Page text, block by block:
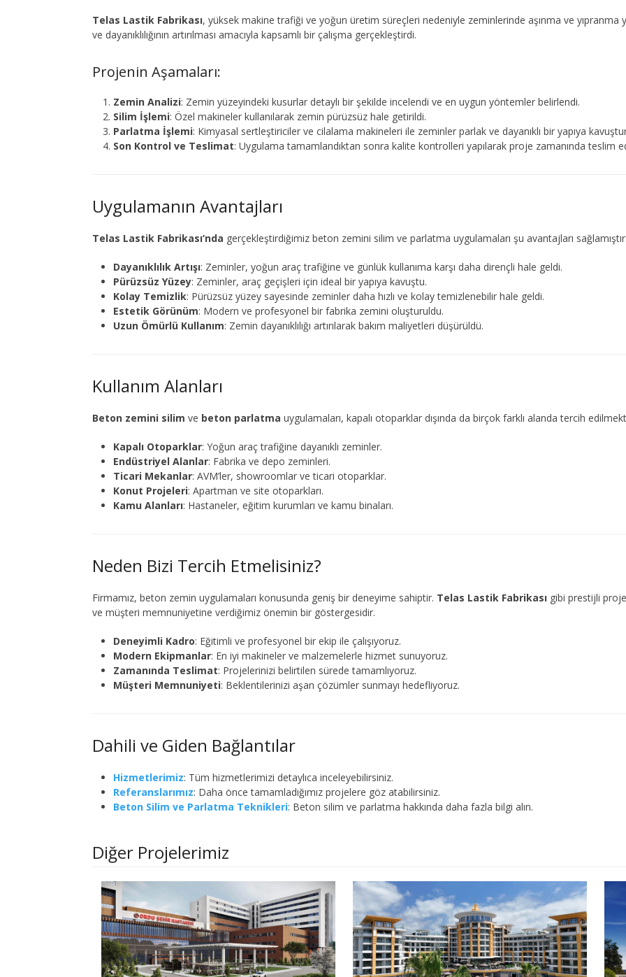
Telas Lastik Fabrikası, yüksek makine trafiği ve yoğun üretim süreçleri nedeniyle zeminlerinde aşınma ve yıpranma
ve dayanıklılığının artırılması amacıyla kapsamlı bir çalışma gerçekleştirdi.
Projenin Aşamaları:
Zemin Analizi: Zemin yüzeyindeki kusurlar detaylı bir şekilde incelendi ve en uygun yöntemler belirlendi.
Silim İşlemi: Özel makineler kullanılarak zemin pürüzsüz hale getirildi.
Parlatma İşlemi: Kimyasal sertleştiriciler ve cilalama makineleri ile zeminler parlak ve dayanıklı bir yapıya
Son Kontrol ve Teslimat: Uygulama tamamlandıktan sonra kalite kontrolleri yapılarak proje zamanında teslim
Uygulamanın Avantajları
Telas Lastik Fabrikası’nda gerçekleştirdiğimiz beton zemini silim ve parlatma uygulamaları şu avantajları sağlamıştır:
Dayanıklılık Artışı: Zeminler, yoğun araç trafiğine ve günlük kullanıma karşı daha dirençli hale geldi.
Pürüzsüz Yüzey: Zeminler, araç geçişleri için ideal bir yapıya kavuştu.
Kolay Temizlik: Pürüzsüz yüzey sayesinde zeminler daha hızlı ve kolay temizlenebilir hale geldi.
Estetik Görünüm: Modern ve profesyonel bir fabrika zemini oluşturuldu.
Uzun Ömürlü Kullanım: Zemin dayanıklılığı artırılarak bakım maliyetleri düşürüldü.
Kullanım Alanları
Beton zemini silim ve beton parlatma uygulamaları, kapalı otoparklar dışında da birçok farklı alanda tercih
Kapalı Otoparklar: Yoğun araç trafiğine dayanıklı zeminler.
Endüstriyel Alanlar: Fabrika ve depo zeminleri.
Ticari Mekanlar: AVM’ler, showroomlar ve ticari otoparklar.
Konut Projeleri: Apartman ve site otoparkları.
Kamu Alanları: Hastaneler, eğitim kurumları ve kamu binaları.
Neden Bizi Tercih Etmelisiniz?
Firmamız, beton zemin uygulamaları konusunda geniş bir deneyime sahiptir. Telas Lastik Fabrikası gibi prestijli
ve müşteri memnuniyetine verdiğimiz önemin bir göstergesidir.
Deneyimli Kadro: Eğitimli ve profesyonel bir ekip ile çalışıyoruz.
Modern Ekipmanlar: En iyi makineler ve malzemelerle hizmet sunuyoruz.
Zamanında Teslimat: Projelerinizi belirtilen sürede tamamlıyoruz.
Müşteri Memnuniyeti: Beklentilerinizi aşan çözümler sunmayı hedefliyoruz.
Dahili ve Giden Bağlantılar
Hizmetlerimiz: Tüm hizmetlerimizi detaylıca inceleyebilirsiniz.
Referanslarımız: Daha önce tamamladığımız projelere göz atabilirsiniz.
Beton Silim ve Parlatma Teknikleri: Beton silim ve parlatma hakkında daha fazla bilgi alın.
Diğer Projelerimiz